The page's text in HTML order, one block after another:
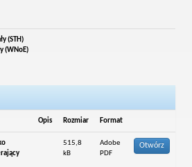
(STH)
(WNoE)
Opis Rozmiar Format
515,8
kB
Adobe
PDF
Otwórz